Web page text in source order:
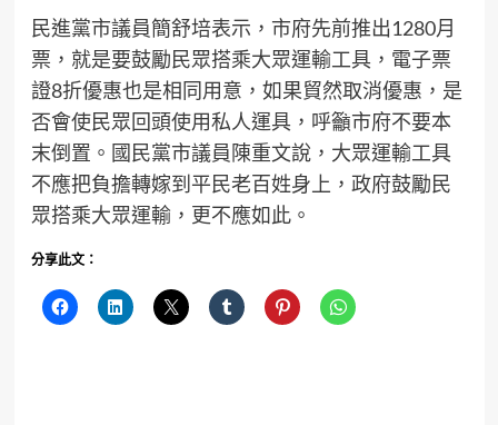
民進黨市議員簡舒培表示，市府先前推出1280月
票，就是要鼓勵民眾搭乘大眾運輸工具，電子票
證8折優惠也是相同用意，如果貿然取消優惠，是
否會使民眾回頭使用私人運具，呼籲市府不要本
末倒置。國民黨市議員陳重文說，大眾運輸工具
不應把負擔轉嫁到平民老百姓身上，政府鼓勵民
眾搭乘大眾運輸，更不應如此。
分享此文：